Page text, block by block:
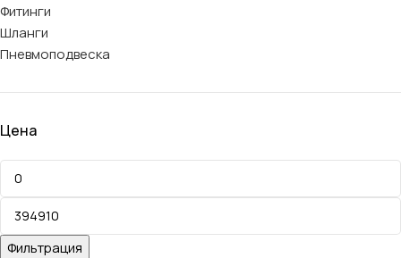
Фитинги
Шланги
Пневмоподвеска
Цена
Фильтрация